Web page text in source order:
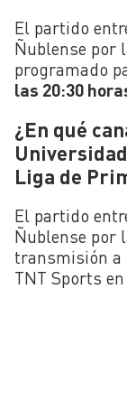
El partido
Ñublense por
programado
las 20:30
¿En qué
Liga de
El partido
Ñublense por
transmisión a
TNT Sports en